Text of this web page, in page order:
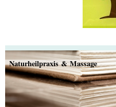
Naturheilpraxis & Massage